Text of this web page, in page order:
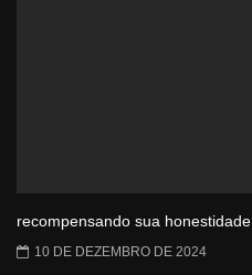
recompensando sua honestidade
10 DE DEZEMBRO DE 2024